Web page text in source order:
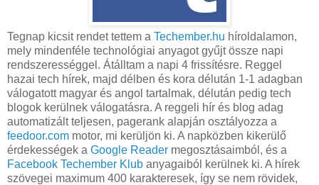
Tegnap kicsit rendet tettem a Techember.hu híroldalamon,
mely mindenféle technológiai anyagot gyűjt össze napi
rendszerességgel. Átálltam a napi 4 frissítésre. Reggel
hazai tech hírek, majd délben és kora délután 1-1 adagban
válogatott magyar és angol tartalmak, délután pedig tech
blogok kerülnek válogatásra. A reggeli hír és blog adag
automatizált teljesen, pagerank alapján osztályozza a
feedoor.com motor, mi kerüljön ki. A napközben kikerülő
érdekességek a Google Reader megosztásaimból, és a
Facebook Techember Klub anyagaiból kerülnek ki. A hírek
szövegei maximum 400 karakteresek, így se nem rövidek,